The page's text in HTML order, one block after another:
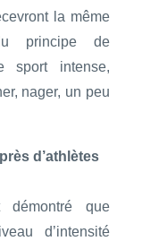
la même
principe de
sport intense,
nager, un peu
d’athlètes
démontré que
d’intensité